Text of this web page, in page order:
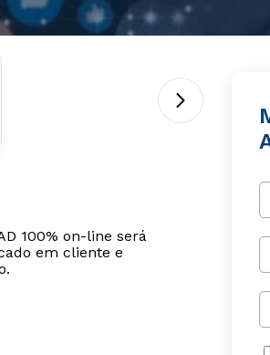
100% on-line será
em cliente e